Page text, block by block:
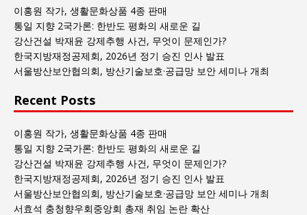
회
글
목
록
이홍원 작가, 생활문화상품 4종 판매
통일 지향 2국가론: 한반도 평화의 새로운 길
강산건설 박재윤 강제추행 사건, 무엇이 문제인가?
한국지방재정공제회, 2026년 정기 승진 인사 발표
서울방산보안협의회, 방산기술보호·공급망 보안 세미나 개최
Recent Posts
이홍원 작가, 생활문화상품 4종 판매
통일 지향 2국가론: 한반도 평화의 새로운 길
강산건설 박재윤 강제추행 사건, 무엇이 문제인가?
한국지방재정공제회, 2026년 정기 승진 인사 발표
서울방산보안협의회, 방산기술보호·공급망 보안 세미나 개최
서효석 충청향우회중앙회 총재 취임 논란 확산